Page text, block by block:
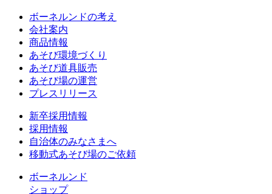
ボーネルンドの考え
会社案内
商品情報
あそび環境づくり
あそび道具販売
あそび場の運営
プレスリリース
新卒採用情報
採用情報
自治体のみなさまへ
移動式あそび場のご依頼
ボーネルンド
ショップ